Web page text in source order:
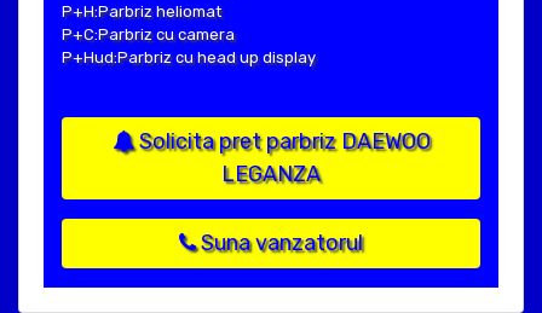
P+H:Parbriz heliomat
P+C:Parbriz cu camera
P+Hud:Parbriz cu head up display
Solicita pret parbriz DAEWOO
LEGANZA
Suna vanzatorul